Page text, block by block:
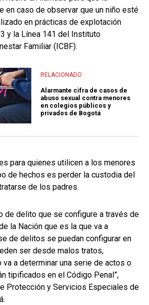
en caso de observar que un niño esté
en prácticas de explotación
y la Línea 141 del Instituto
Familiar (ICBF).
RELACIONADO
Alarmante cifra de casos de
abuso sexual contra menores
en colegios públicos y
privados de Bogotá
para quienes utilicen a los menores
de hechos es perder la custodia del
de los padres.
de delito que se configure a través de
la Nación que es la que va a
de delitos se puedan configurar en
ser desde malos tratos,
a determinar una serie de actos o
tipificados en el Código Penal”,
Protección y Servicios Especiales de